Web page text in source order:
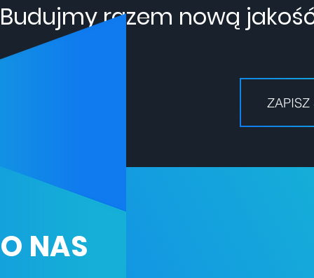
Budujmy razem nową
ZAPISZ
O NAS